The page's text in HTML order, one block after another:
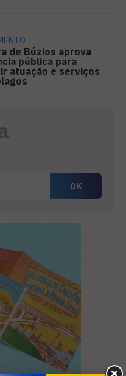
de Búzios aprova
pública para
atuação e serviços